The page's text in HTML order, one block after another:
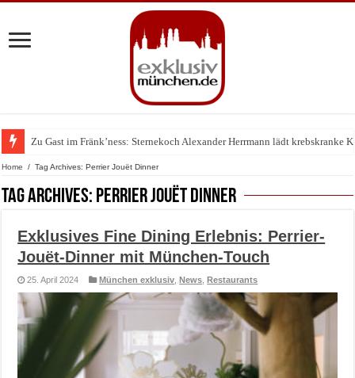
Zu Gast im Fränk’ness: Sternekoch Alexander Herrmann lädt krebskranke
Warum München gerade zum Treffpunkt der Lingerie-Branche wurde
Home / Tag Archives: Perrier Jouët Dinner
Tag Archives: Perrier Jouët Dinner
Exklusives Fine Dining Erlebnis: Perrier-
Jouët-Dinner mit München-Touch
25. April 2024 München exklusiv ,News ,Restaurants